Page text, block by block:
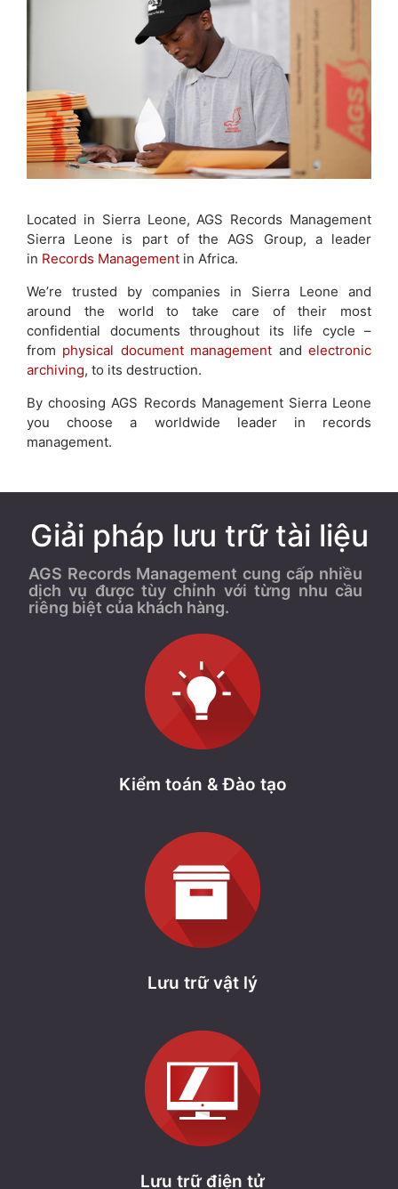
Located in Sierra Leone, AGS Records Management
Sierra Leone is part of the AGS Group, a leader
in Records Management in Africa.
We’re trusted by companies in Sierra Leone and
around the world to take care of their most
confidential documents throughout its life cycle –
from physical document management andelectronic
archiving, to its destruction.
By choosing AGS Records Management Sierra Leone
you choose a worldwide leader in records
management.
Giải pháp lưu trữ tài liệu
AGS Records Management cung cấp nhiều
dịch vụ được tùy chỉnh với từng nhu cầu
riêng biệt của khách hàng.
Kiểm toán & Đào tạo
Lưu trữ vật lý
Lưu trữ điện tử